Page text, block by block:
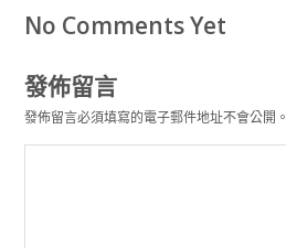
No Comments Yet
發佈留言
發佈留言必須填寫的電子郵件地址不會公開。